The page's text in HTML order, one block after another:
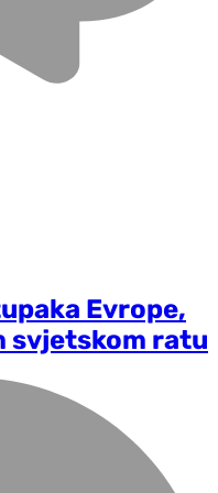
Evrope,
svjetskom ratu